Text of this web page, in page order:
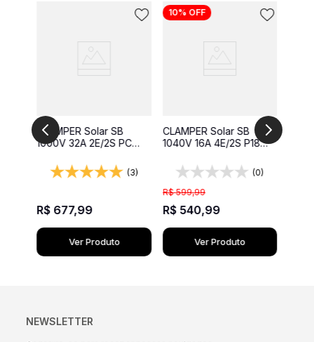
CLAMPER Solar SB
1000V 32A 2E/2S PC
Classe II
(3)
R$ 677,99
Ver Produto
10%OFF
CLAMPER Solar SB
1040V 16A 4E/2S P18
I+II IP65
(0)
R$ 599,99
R$ 540,99
Ver Produto
NEWSLETTER